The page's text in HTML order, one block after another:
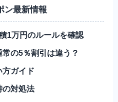
ン最新情報
1万円のルールを確認
の5％割引は違う？
方ガイド
の対処法